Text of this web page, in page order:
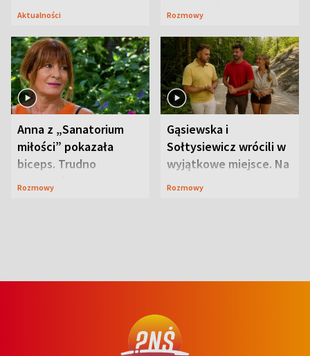
Aktualności
zapowiada
Rozmowy
Anna z „Sanatorium
miłości” pokazała
biceps. Trudno
uwierzyć, co przeszła
Rozmowy
Gąsiewska i
Sołtysiewicz wrócili w
wyjątkowe miejsce. Na
szlaku czekał
Rozmowy